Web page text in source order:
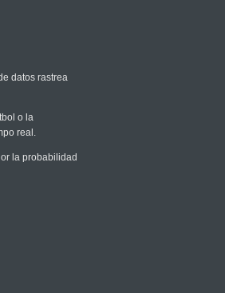
datos rastrea
o la
real.
la probabilidad